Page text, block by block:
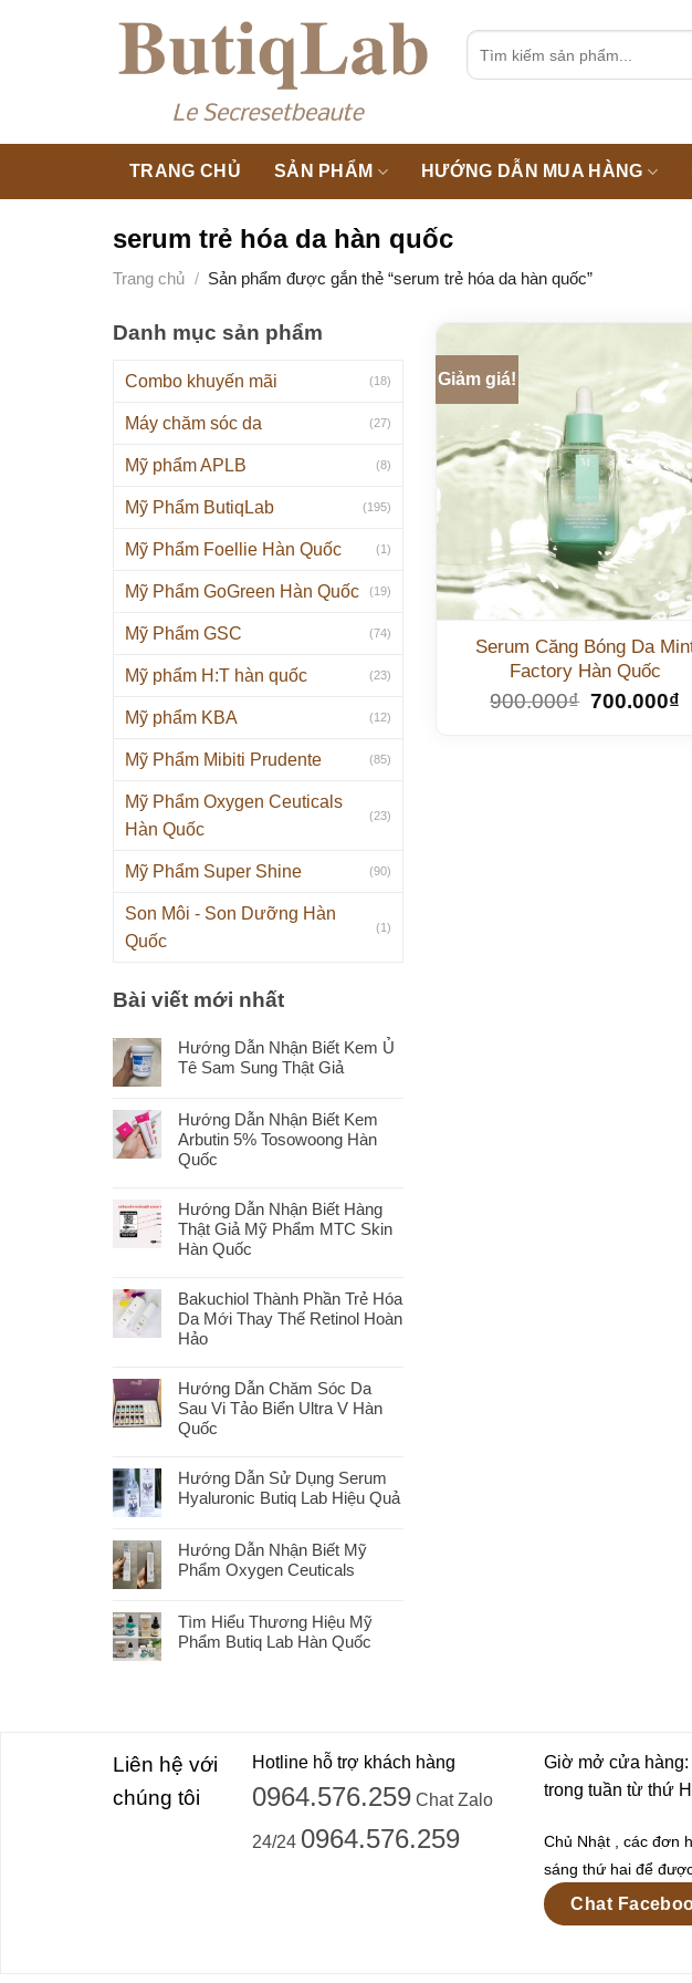
Tìm
TRANG CHỦ SẢN PHẨM HƯỚNG DẪN MUA HÀNG
serum trẻ hóa da hàn quốc
Trang chủ / Sản phẩm được gắn thẻ “serum trẻ hóa da hàn quốc”
Danh mục sản phẩm
Combo khuyến mãi (18)
Máy chăm sóc da (27)
Mỹ phẩm APLB (8)
Mỹ Phẩm ButiqLab (195)
Mỹ Phẩm Foellie Hàn Quốc (1)
Mỹ Phẩm GoGreen Hàn Quốc (19)
Mỹ Phẩm GSC (74)
Mỹ phẩm H:T hàn quốc (23)
Mỹ phẩm KBA (12)
Mỹ Phẩm Mibiti Prudente (85)
Mỹ Phẩm Oxygen Ceuticals
Hàn Quốc
(23)
Mỹ Phẩm Super Shine (90)
Son Môi - Son Dưỡng Hàn
Quốc
(1)
Bài viết mới nhất
Hướng Dẫn Nhận Biết Kem Ủ
Tê Sam Sung Thật Giả
Hướng Dẫn Nhận Biết Kem
Arbutin 5% Tosowoong Hàn
Quốc
Hướng Dẫn Nhận Biết Hàng
Thật Giả Mỹ Phẩm MTC Skin
Hàn Quốc
Bakuchiol Thành Phần Trẻ Hóa
Da Mới Thay Thế Retinol Hoàn
Hảo
Hướng Dẫn Chăm Sóc Da
Sau Vi Tảo Biển Ultra V Hàn
Quốc
Hướng Dẫn Sử Dụng Serum
Hyaluronic Butiq Lab Hiệu Quả
Hướng Dẫn Nhận Biết Mỹ
Phẩm Oxygen Ceuticals
Tìm Hiểu Thương Hiệu Mỹ
Phẩm Butiq Lab Hàn Quốc
Giảm giá!
Serum Căng Bóng Da
Factory Hàn Quốc
900.000₫ 700.000₫
Liên hệ với
chúng tôi
Hotline hỗ trợ khách hàng
0964.576.259 Chat Zalo
24/24 0964.576.259
Giờ mở cửa hàng:
trong tuần từ thứ
Chủ Nhật , các đơn
sáng thứ hai để
Chat